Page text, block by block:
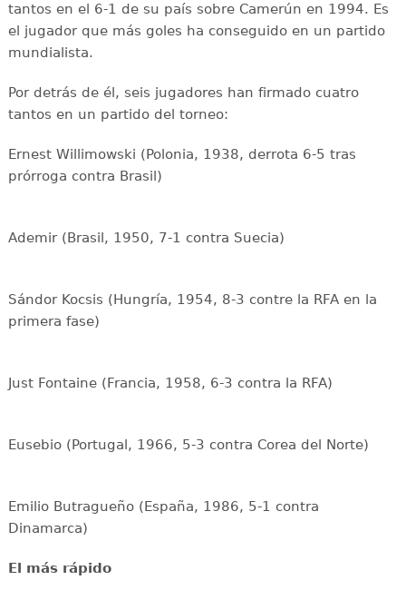
tantos en el 6-1 de su país sobre Camerún en 1994. Es
el jugador que más goles ha conseguido en un partido
mundialista.
Por detrás de él, seis jugadores han firmado cuatro
tantos en un partido del torneo:
Ernest Willimowski (Polonia, 1938, derrota 6-5 tras
prórroga contra Brasil)
Ademir (Brasil, 1950, 7-1 contra Suecia)
Sándor Kocsis (Hungría, 1954, 8-3 contre la RFA en la
primera fase)
Just Fontaine (Francia, 1958, 6-3 contra la RFA)
Eusebio (Portugal, 1966, 5-3 contra Corea del Norte)
Emilio Butragueño (España, 1986, 5-1 contra
Dinamarca)
El más rápido